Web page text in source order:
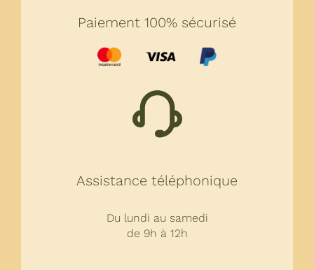
Paiement 100% sécurisé
Assistance téléphonique
Du lundi au samedi
de 9h à 12h